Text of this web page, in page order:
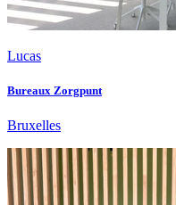
Lucas
Bureaux Zorgpunt
Bruxelles